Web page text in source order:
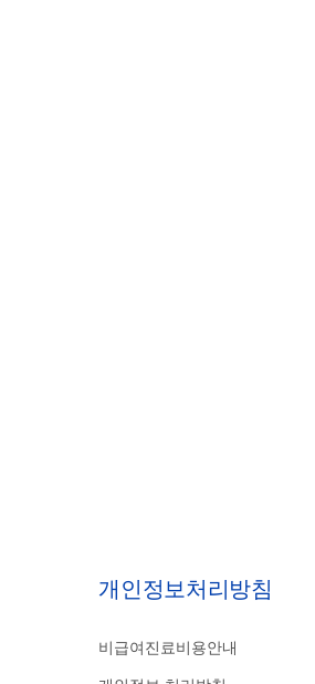
개인정보처리방침
비급여진료비용안내